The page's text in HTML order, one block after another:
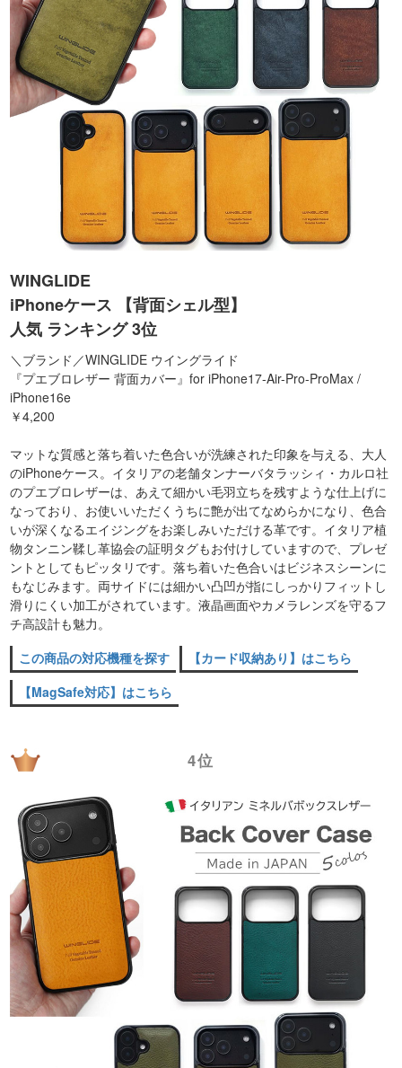
WINGLIDE
iPhoneケース 【背面シェル型】
人気 ランキング 3位
＼ブランド／WINGLIDE ウイングライド
『プエブロレザー 背面カバー』for iPhone17-Air-Pro-ProMax /
iPhone16e
￥4,200
マットな質感と落ち着いた色合いが洗練された印象を与える、大人
のiPhoneケース。イタリアの老舗タンナーバタラッシィ・カルロ社
のプエブロレザーは、あえて細かい毛羽立ちを残すような仕上げに
なっており、お使いいただくうちに艶が出てなめらかになり、色合
いが深くなるエイジングをお楽しみいただける革です。イタリア植
物タンニン鞣し革協会の証明タグもお付けしていますので、プレゼ
ントとしてもピッタリです。落ち着いた色合いはビジネスシーンに
もなじみます。両サイドには細かい凸凹が指にしっかりフィットし
滑りにくい加工がされています。液晶画面やカメラレンズを守るフ
チ高設計も魅力。
この商品の対応機種を探す
【カード収納あり】はこちら
【MagSafe対応】はこちら
4位